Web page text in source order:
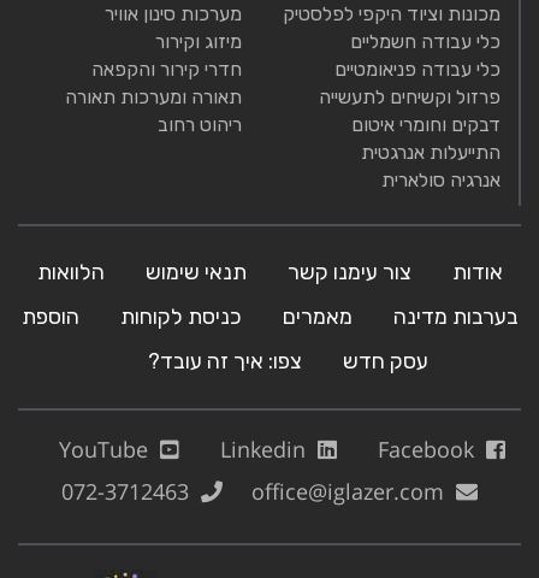
מכונות וציוד היקפי לפלסטיק
כלי עבודה חשמליים
כלי עבודה פניאומטיים
פרזול וקשיחים לתעשייה
דבקים וחומרי איטום
התייעלות אנרגטית
אנרגיה סולארית
מערכות סינון אוויר
מיזוג וקירור
חדרי קירור והקפאה
תאורה ומערכות תאורה
ריהוט רחוב
אודות צור עימנו קשר תנאי שימוש
הלוואות
בערבות מדינה
מאמרים כניסת לקוחות
הוספת
עסק חדש
צפו: איך זה עובד?
Facebook